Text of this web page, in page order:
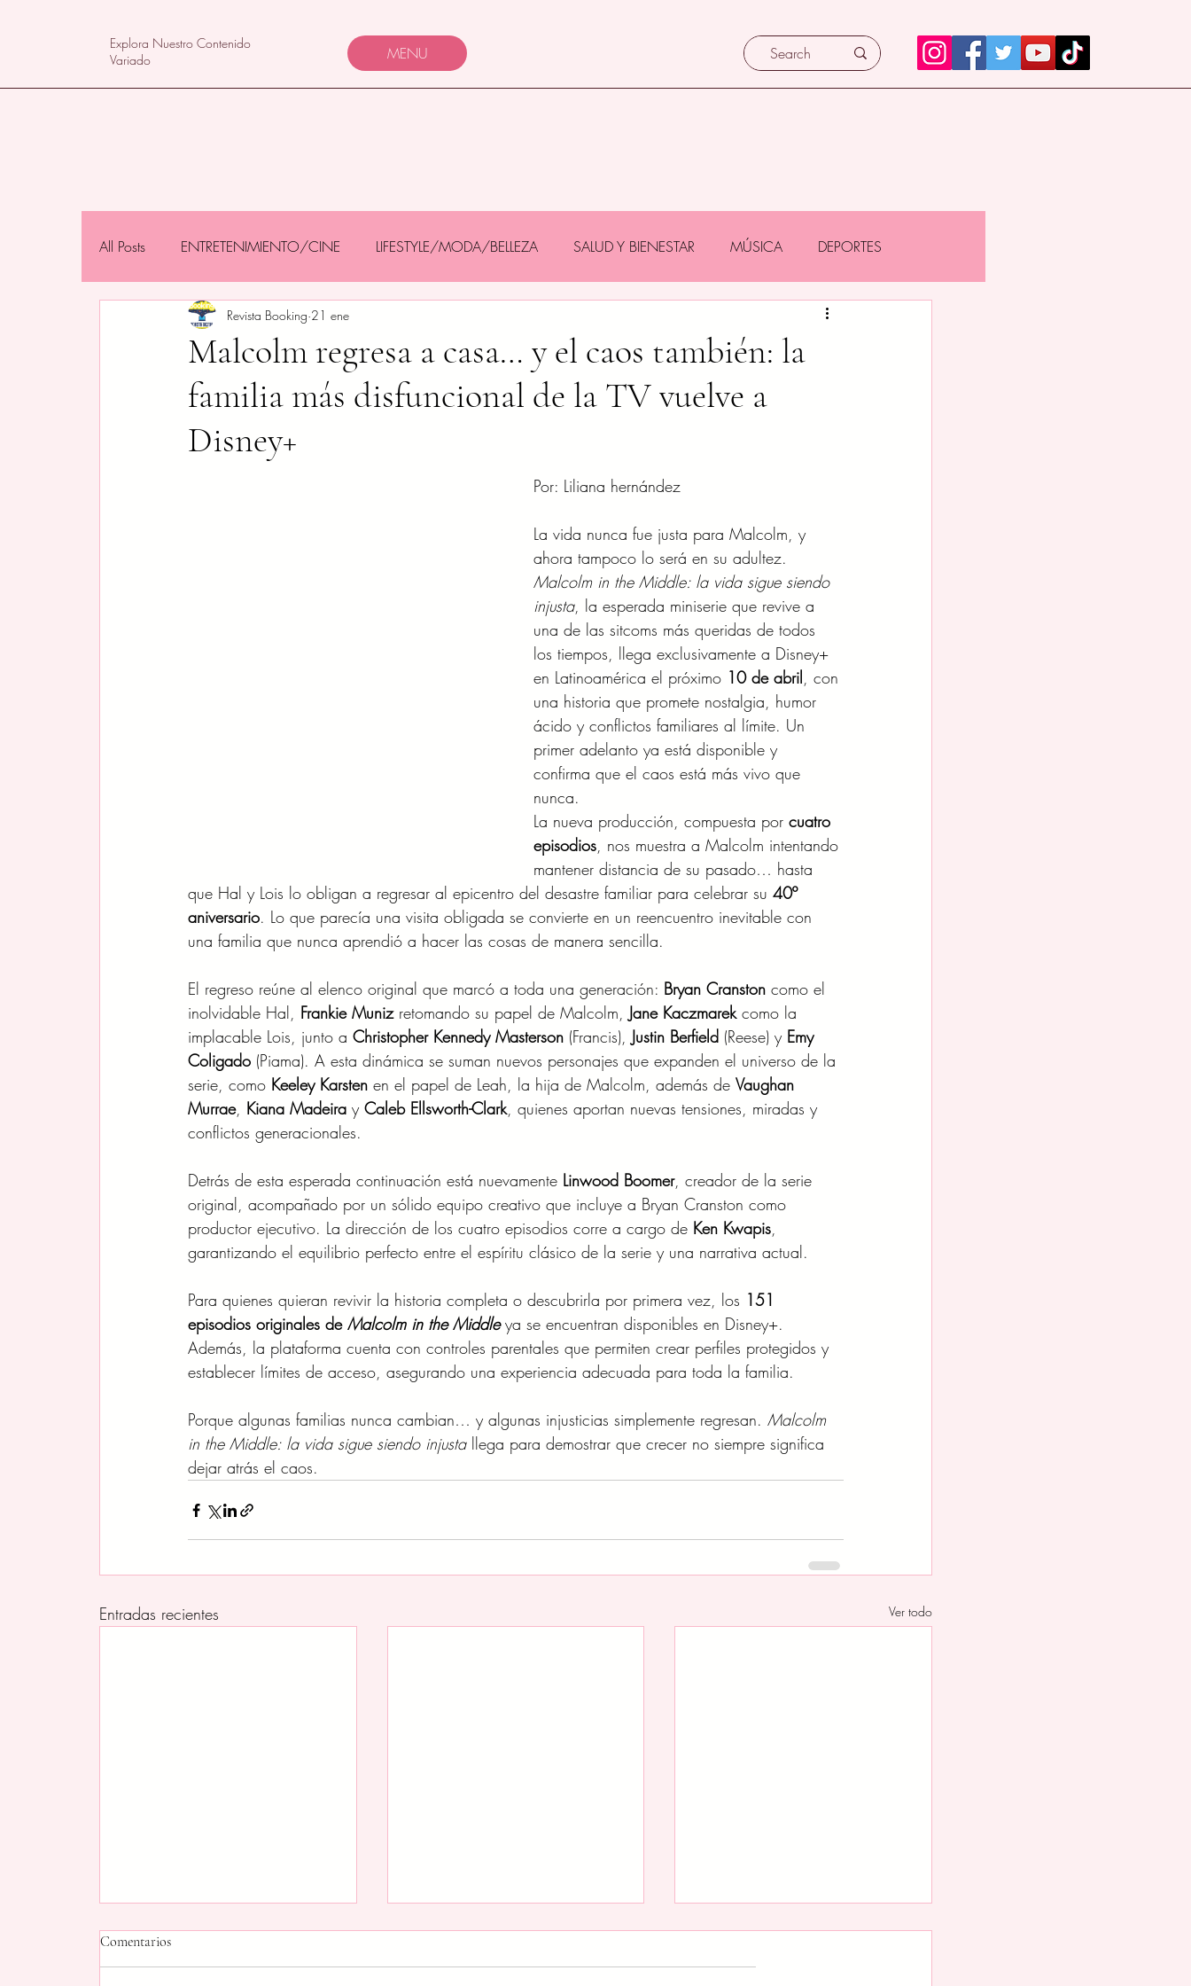
Explora Nuestro Contenido
Variado
MENU
All Posts ENTRETENIMIENTO/CINE LIFESTYLE/MODA/BELLEZA SALUD Y BIENESTAR MÚSICA DEPORTES
NEGOCIOS/TECNOLOGÍA MAMÁS Y BEBÉS
Malcolm regresa a casa… y el caos también: la
familia más disfuncional de la TV vuelve a
Disney+
Revista Booking 21 ene
Por: Liliana hernández
La vida nunca fue justa para Malcolm, y
ahora tampoco lo será en su adultez.
Malcolm in the Middle: la vida sigue siendo
injusta, la esperada miniserie que revive a
una de las sitcoms más queridas de todos
los tiempos, llega exclusivamente a Disney+
en Latinoamérica el próximo 10 de abril, con
una historia que promete nostalgia, humor
ácido y conflictos familiares al límite. Un
primer adelanto ya está disponible y
confirma que el caos está más vivo que
nunca.
La nueva producción, compuesta por cuatro
episodios, nos muestra a Malcolm intentando
mantener distancia de su pasado… hasta
que Hal y Lois lo obligan a regresar al epicentro del desastre familiar para celebrar su 40º
aniversario. Lo que parecía una visita obligada se convierte en un reencuentro inevitable con
una familia que nunca aprendió a hacer las cosas de manera sencilla.
El regreso reúne al elenco original que marcó a toda una generación: Bryan Cranston como el
inolvidable Hal, Frankie Muniz retomando su papel de Malcolm, Jane Kaczmarek como la
implacable Lois, junto a Christopher Kennedy Masterson (Francis), Justin Berfield (Reese) y Emy
Coligado (Piama). A esta dinámica se suman nuevos personajes que expanden el universo de la
serie, como Keeley Karsten en el papel de Leah, la hija de Malcolm, además de Vaughan
Murrae, Kiana Madeira y Caleb Ellsworth-Clark, quienes aportan nuevas tensiones, miradas y
conflictos generacionales.
Detrás de esta esperada continuación está nuevamente Linwood Boomer, creador de la serie
original, acompañado por un sólido equipo creativo que incluye a Bryan Cranston como
productor ejecutivo. La dirección de los cuatro episodios corre a cargo de Ken Kwapis,
garantizando el equilibrio perfecto entre el espíritu clásico de la serie y una narrativa actual.
Para quienes quieran revivir la historia completa o descubrirla por primera vez, los 151
episodios originales de Malcolm in the Middle ya se encuentran disponibles en Disney+.
Además, la plataforma cuenta con controles parentales que permiten crear perfiles protegidos y
establecer límites de acceso, asegurando una experiencia adecuada para toda la familia.
Porque algunas familias nunca cambian… y algunas injusticias simplemente regresan. Malcolm
in the Middle: la vida sigue siendo injusta llega para demostrar que crecer no siempre significa
dejar atrás el caos.
Entradas recientes Ver todo
Comentarios